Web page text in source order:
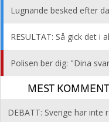
Lugnande besked efter
RESULTAT: Så gick det i
Polisen ber dig: "Dina
MEST
DEBATT: Sverige har inte